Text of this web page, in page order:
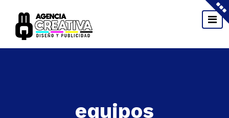
contenido
Material POP, Impresión, Diseño Gráfico y Web,
equipos